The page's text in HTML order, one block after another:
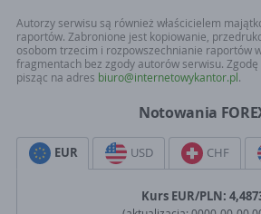
Autorzy serwisu są również właścicielem
raportów. Zabronione jest kopiowanie,
osobom trzecim i rozpowszechnianie raportów
fragmentach bez zgody autorów serwisu. Zgodę
pisząc na adres biuro@internetowykantor.pl .
Notowania
EUR USD CHF
Kurs EUR/PLN: